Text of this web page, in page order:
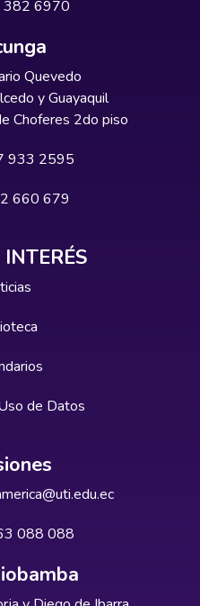
382 6970
Quevedo
y Guayaquil
Choferes 2do piso
933 2595
660 679
de Datos
088 088